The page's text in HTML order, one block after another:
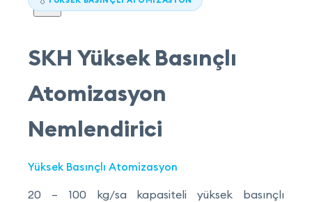
SKH Yüksek Basınçlı
Atomizasyon
Nemlendirici
Yüksek Basınçlı Atomizasyon
20 – 100 kg/sa kapasiteli yüksek basınçlı